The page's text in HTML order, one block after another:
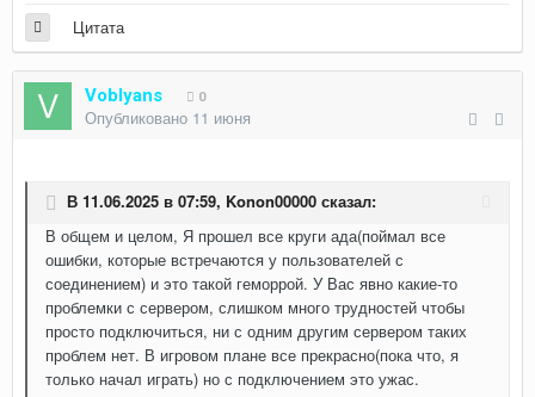
Цитата
Voblyans 0
Опубликовано 11 июня
В 11.06.2025 в 07:59, Konon00000 сказал:
В общем и целом, Я прошел все круги ада(поймал все
ошибки, которые встречаются у пользователей с
соединением) и это такой геморрой. У Вас явно какие-то
проблемки с сервером, слишком много трудностей чтобы
просто подключиться, ни с одним другим сервером таких
проблем нет. В игровом плане все прекрасно(пока что, я
только начал играть) но с подключением это ужас.